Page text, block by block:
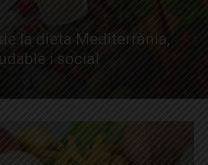
la dieta Mediterrània,
i social